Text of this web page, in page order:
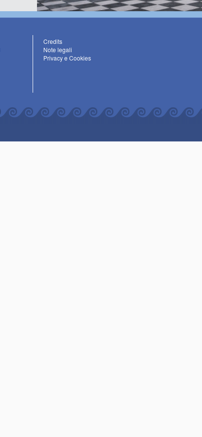
Credits
Note legali
Privacy e Cookies